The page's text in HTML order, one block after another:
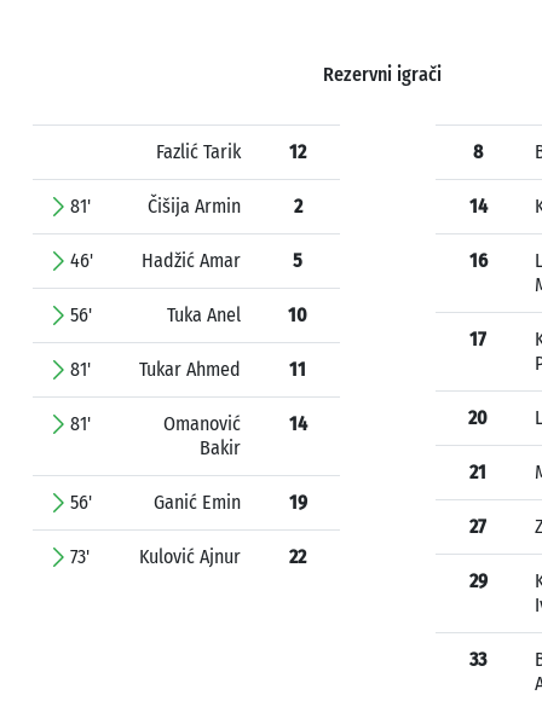
Rezervni igrači
Fazlić Tarik 12
81' Čišija Armin 2
46' Hadžić Amar 5
56' Tuka Anel 10
81' Tukar Ahmed 11
81'
Omanović
Bakir
14
56' Ganić Emin 19
73' Kulović Ajnur 22
8
14
16
17
20
21
27
29
33